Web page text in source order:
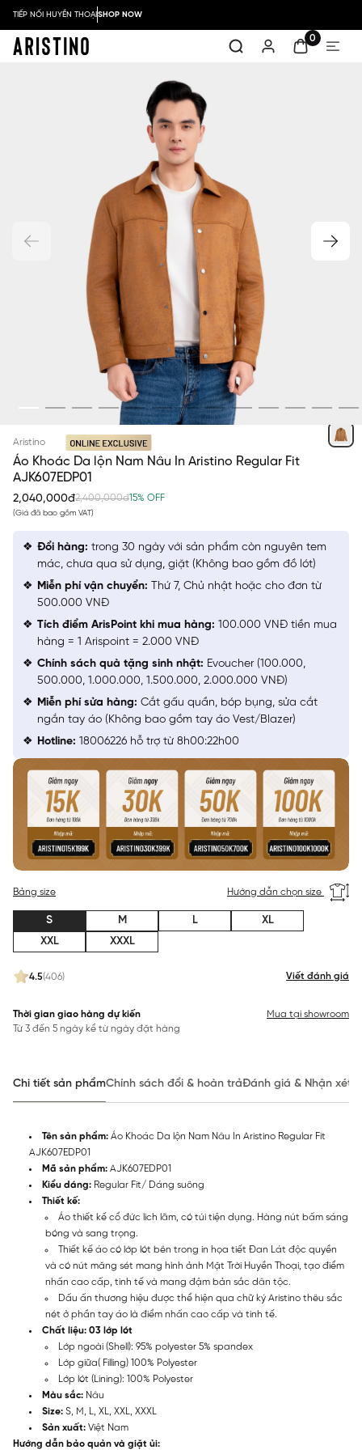
TIẾP NỐI HUYỀN THOẠISHOP NOW
0
Aristino
Áo Khoác Da lộn Nam Nâu In Aristino Regular Fit
AJK607EDP01
2,040,000đ2,400,000đ15% OFF
(Giá đã bao gồm VAT)
4.5(406) Viết đánh giá
Bảng size Hướng dẫn chọn size
S M L
XL
XXL
XXXL
Thời gian giao hàng dự kiến
Từ 3 đến 5 ngày kể từ ngày đặt hàng
Mua tại showroom
Đổi hàng: trong 30 ngày với sản phẩm còn nguyên tem
mác, chưa qua sử dụng, giặt (Không bao gồm đồ lót)
Miễn phí vận chuyển: Thứ 7, Chủ nhật hoặc cho đơn từ
500.000 VNĐ
Tích điểm ArisPoint khi mua hàng: 100.000 VNĐ tiền mua
hàng = 1 Arispoint = 2.000 VNĐ
Chính sách quà tặng sinh nhật: Evoucher (100.000,
500.000, 1.000.000, 1.500.000, 2.000.000 VNĐ)
Miễn phí sửa hàng: Cắt gấu quần, bóp bụng, sửa cắt
ngắn tay áo (Không bao gồm tay áo Vest/Blazer)
Hotline: 18006226 hỗ trợ từ 8h00:22h00
Chi tiết sản phẩmChính sách đổi & hoàn trảĐánh giá & Nhận xét
Tên sản phẩm: Áo Khoác Da lộn Nam Nâu In Aristino Regular Fit
AJK607EDP01
Mã sản phẩm: AJK607EDP01
Kiểu dáng: Regular Fit/ Dáng suông
Thiết kế:
Áo thiết kế cổ đức lich lãm, có túi tiện dụng. Hàng nút bấm sáng
bóng và sang trọng.
Thiết kế áo có lớp lót bên trong in họa tiết Đan Lát độc quyền
và có nút măng sét mang hình ảnh Mặt Trời Huyền Thoại, tạo điểm
nhấn cao cấp, tinh tế và mang đậm bản sắc dân tộc.
Dấu ấn thương hiệu được thể hiện qua chữ ký Aristino thêu sắc
nét ở phần tay áo là điểm nhấn cao cấp và tinh tế.
Chất liệu: 03 lớp lót
Lớp ngoài (Shell): 95% polyester 5% spandex
Lớp giữa( Filling) 100% Polyester
Lớp lót (Lining): 100% Polyester
Màu sắc: Nâu
Size: S, M, L, XL, XXL, XXXL
Sản xuất: Việt Nam
Hướng dẫn bảo quản và giặt ủi: